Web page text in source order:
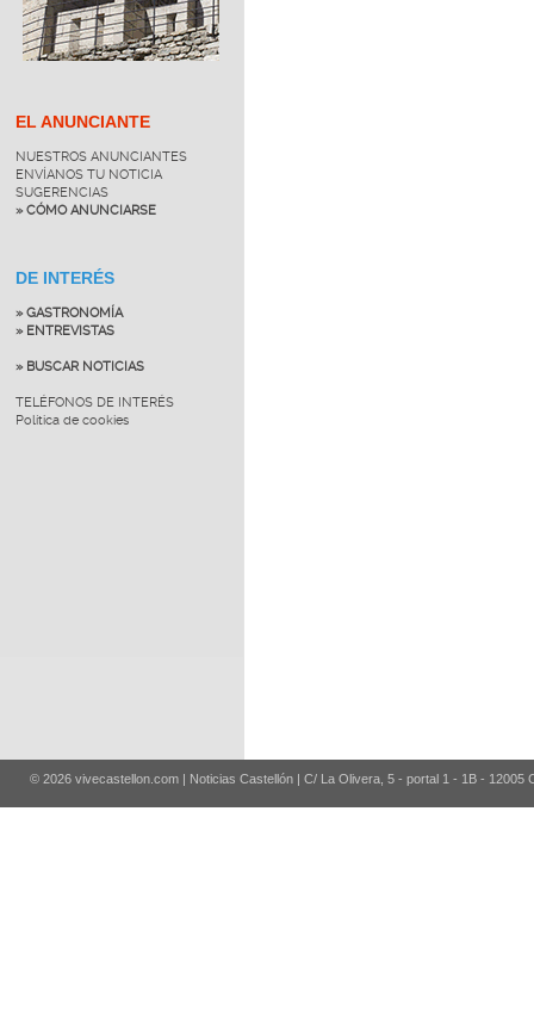
EL ANUNCIANTE
NUESTROS ANUNCIANTES
ENVÍANOS TU NOTICIA
SUGERENCIAS
» CÓMO ANUNCIARSE
DE INTERÉS
» GASTRONOMÍA
» ENTREVISTAS
» BUSCAR NOTICIAS
TELÉFONOS DE INTERÉS
Política de cookies
© 2026 vivecastellon.com | Noticias Castellón | C/ La Olivera, 5 - portal 1 - 1B - 12005